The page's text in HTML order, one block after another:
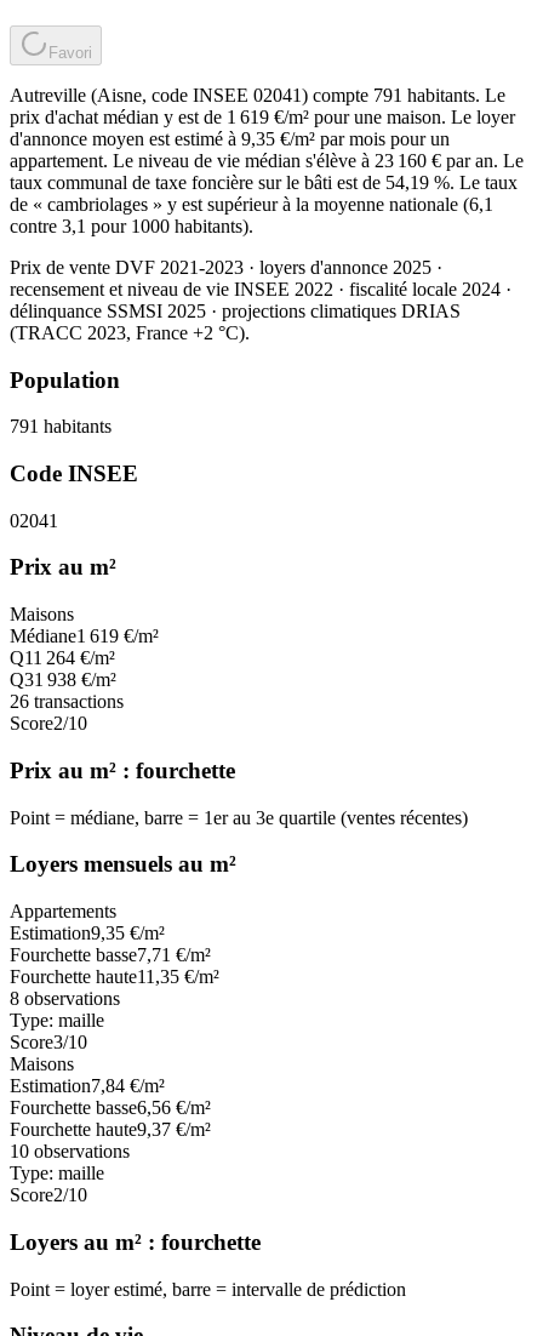
Favori
Autreville (Aisne, code INSEE 02041) compte 791 habitants. Le
prix d'achat médian y est de 1 619 €/m² pour une maison. Le loyer
d'annonce moyen est estimé à 9,35 €/m² par mois pour un
appartement. Le niveau de vie médian s'élève à 23 160 € par an. Le
taux communal de taxe foncière sur le bâti est de 54,19 %. Le taux
de « cambriolages » y est supérieur à la moyenne nationale (6,1
contre 3,1 pour 1000 habitants).
Prix de vente DVF 2021-2023 · loyers d'annonce 2025 ·
recensement et niveau de vie INSEE 2022 · fiscalité locale 2024 ·
délinquance SSMSI 2025 · projections climatiques DRIAS
(TRACC 2023, France +2 °C).
Population
791 habitants
Code INSEE
02041
Prix au m²
Maisons
Médiane1 619 €/m²
Q11 264 €/m²
Q31 938 €/m²
26 transactions
Score2/10
Prix au m² : fourchette
Point = médiane, barre = 1er au 3e quartile (ventes récentes)
Loyers mensuels au m²
Appartements
Estimation9,35 €/m²
Fourchette basse7,71 €/m²
Fourchette haute11,35 €/m²
8 observations
Type: maille
Score3/10
Maisons
Estimation7,84 €/m²
Fourchette basse6,56 €/m²
Fourchette haute9,37 €/m²
10 observations
Type: maille
Score2/10
Loyers au m² : fourchette
Point = loyer estimé, barre = intervalle de prédiction